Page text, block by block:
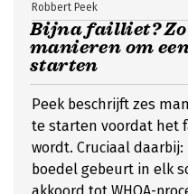
Bijna failliet? Zo
manieren om
starten
Robbert Peek
Peek beschrijft zes
te starten voordat het
wordt. Cruciaal
boedel gebeurt in elk